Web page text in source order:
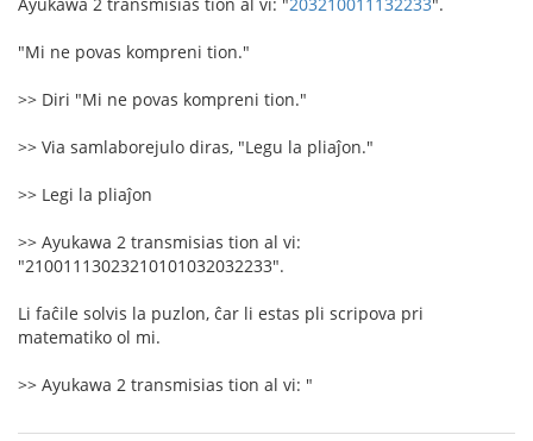
"Mi ne povas kompreni tion."
>> Diri "Mi ne povas kompreni tion."
>> Via samlaborejulo diras, "Legu la pliaĵon."
>> Legi la pliaĵon
>> Ayukawa 2 transmisias tion al vi:
"21001113023210101032032233".
Li faĉile solvis la puzlon, ĉar li estas pli scripova pri
matematiko ol mi.
>> Ayukawa 2 transmisias tion al vi: "